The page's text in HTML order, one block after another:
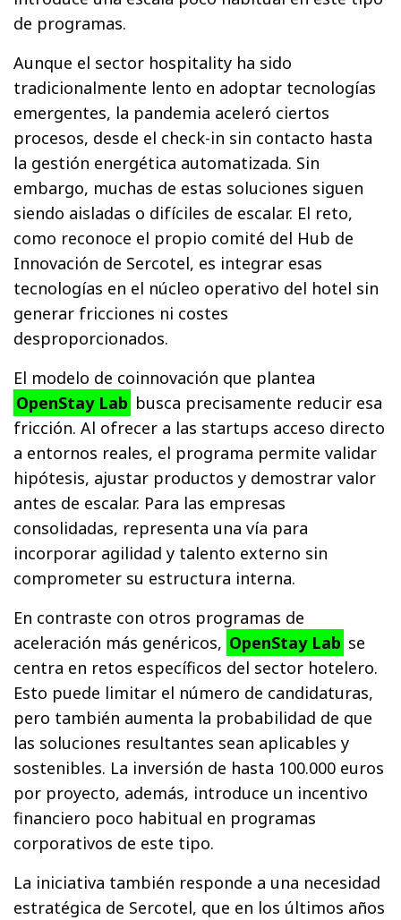
de programas.
Aunque el sector hospitality ha sido
tradicionalmente lento en adoptar tecnologías
emergentes, la pandemia aceleró ciertos
procesos, desde el check-in sin contacto hasta
la gestión energética automatizada. Sin
embargo, muchas de estas soluciones siguen
siendo aisladas o difíciles de escalar. El reto,
como reconoce el propio comité del Hub de
Innovación de Sercotel, es integrar esas
tecnologías en el núcleo operativo del hotel sin
generar fricciones ni costes
desproporcionados.
El modelo de coinnovación que plantea
OpenStay Lab busca precisamente reducir esa
fricción. Al ofrecer a las startups acceso directo
a entornos reales, el programa permite validar
hipótesis, ajustar productos y demostrar valor
antes de escalar. Para las empresas
consolidadas, representa una vía para
incorporar agilidad y talento externo sin
comprometer su estructura interna.
En contraste con otros programas de
aceleración más genéricos, OpenStay Lab se
centra en retos específicos del sector hotelero.
Esto puede limitar el número de candidaturas,
pero también aumenta la probabilidad de que
las soluciones resultantes sean aplicables y
sostenibles. La inversión de hasta 100.000 euros
por proyecto, además, introduce un incentivo
financiero poco habitual en programas
corporativos de este tipo.
La iniciativa también responde a una necesidad
estratégica de Sercotel, que en los últimos años